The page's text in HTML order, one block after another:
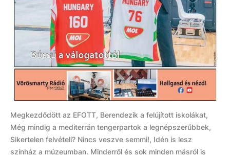
Megkezdődött az EFOTT, Berendezik a felújított iskolákat,
Még mindig a mediterrán tengerpartok a legnépszerűbbek,
Sikertelen felvételi? Nincs veszve semmi!, Idén is lesz
színház a múzeumban. Minderről és sok minden másról is